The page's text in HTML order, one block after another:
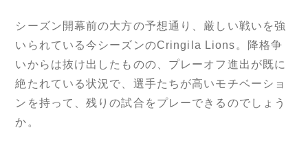
シーズン開幕前の大方の予想通り、厳しい戦いを強
いられている今シーズンのCringila Lions。降格争
いからは抜け出したものの、プレーオフ進出が既に
絶たれている状況で、選手たちが高いモチベーショ
ンを持って、残りの試合をプレーできるのでしょう
か。